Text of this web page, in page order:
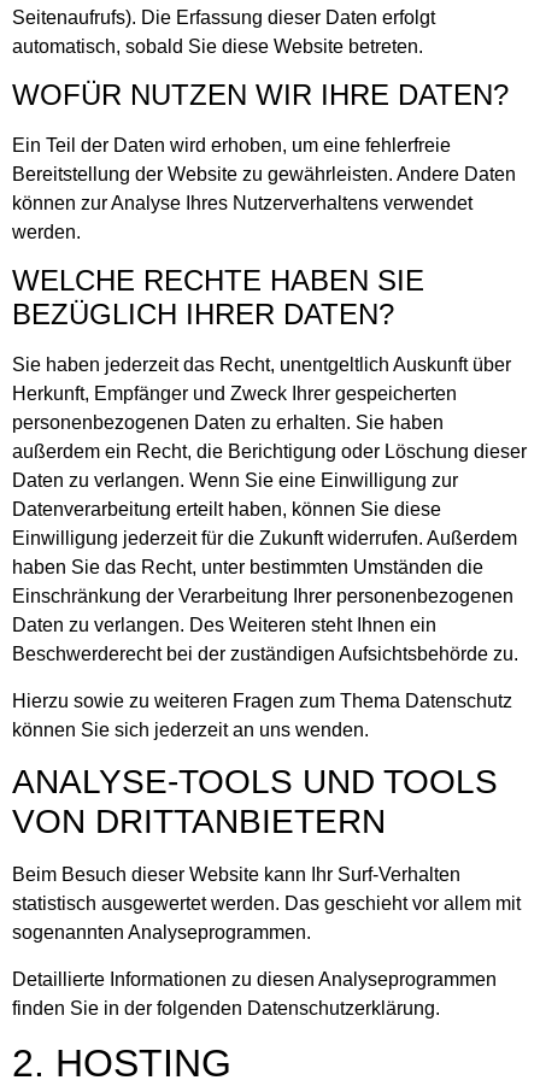
Seitenaufrufs). Die Erfassung dieser Daten erfolgt
automatisch, sobald Sie diese Website betreten.
WOFÜR NUTZEN WIR IHRE DATEN?
Ein Teil der Daten wird erhoben, um eine fehlerfreie
Bereitstellung der Website zu gewährleisten. Andere Daten
können zur Analyse Ihres Nutzerverhaltens verwendet
werden.
WELCHE RECHTE HABEN SIE
BEZÜGLICH IHRER DATEN?
Sie haben jederzeit das Recht, unentgeltlich Auskunft über
Herkunft, Empfänger und Zweck Ihrer gespeicherten
personenbezogenen Daten zu erhalten. Sie haben
außerdem ein Recht, die Berichtigung oder Löschung dieser
Daten zu verlangen. Wenn Sie eine Einwilligung zur
Datenverarbeitung erteilt haben, können Sie diese
Einwilligung jederzeit für die Zukunft widerrufen. Außerdem
haben Sie das Recht, unter bestimmten Umständen die
Einschränkung der Verarbeitung Ihrer personenbezogenen
Daten zu verlangen. Des Weiteren steht Ihnen ein
Beschwerderecht bei der zuständigen Aufsichtsbehörde zu.
Hierzu sowie zu weiteren Fragen zum Thema Datenschutz
können Sie sich jederzeit an uns wenden.
ANALYSE-TOOLS UND TOOLS
VON DRITT­ANBIETERN
Beim Besuch dieser Website kann Ihr Surf-Verhalten
statistisch ausgewertet werden. Das geschieht vor allem mit
sogenannten Analyseprogrammen.
Detaillierte Informationen zu diesen Analyseprogrammen
finden Sie in der folgenden Datenschutzerklärung.
2. HOSTING